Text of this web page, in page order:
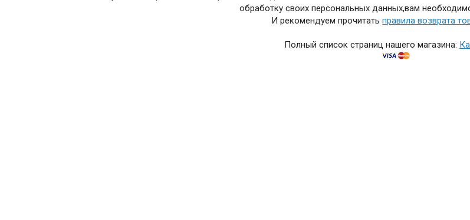
обработку своих персональных данных,вам
И рекомендуем прочитатьправила возврата
Полный список страниц нашего магазина: